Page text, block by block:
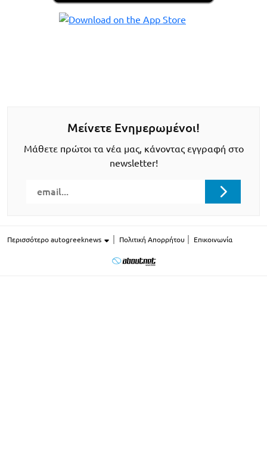
Μείνετε Ενημερωμένοι!
Μάθετε πρώτοι τα νέα μας, κάνοντας εγγραφή στο
newsletter!
Περισσότερο autogreeknews Πολιτική Απορρήτου Επικοινωνία